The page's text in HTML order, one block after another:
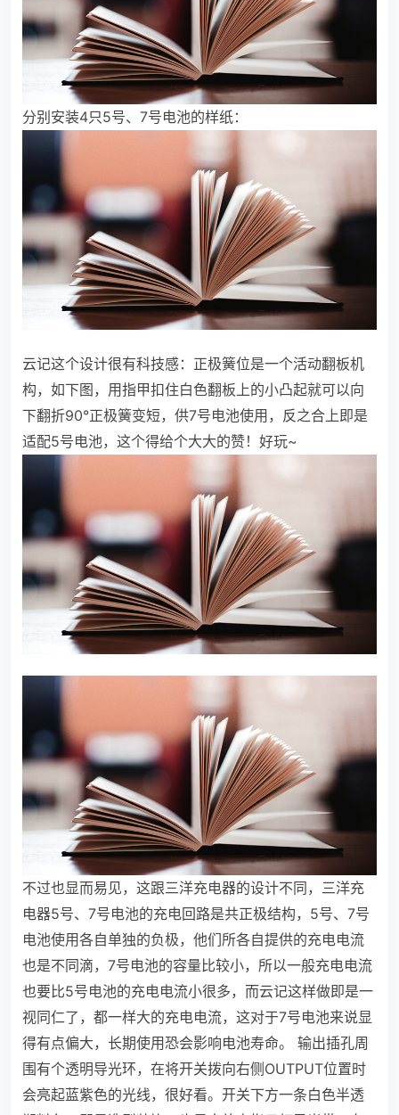
分别安装4只5号、7号电池的样纸：
云记这个设计很有科技感：正极簧位是一个活动翻板机
构，如下图，用指甲扣住白色翻板上的小凸起就可以向
下翻折90°正极簧变短，供7号电池使用，反之合上即是
适配5号电池，这个得给个大大的赞！好玩~
不过也显而易见，这跟三洋充电器的设计不同，三洋充
电器5号、7号电池的充电回路是共正极结构，5号、7号
电池使用各自单独的负极，他们所各自提供的充电电流
也是不同滴，7号电池的容量比较小，所以一般充电电流
也要比5号电池的充电电流小很多，而云记这样做即是一
视同仁了，都一样大的充电电流，这对于7号电池来说显
得有点偏大，长期使用恐会影响电池寿命。
输出插孔周
围有个透明导光环，在将开关拨向右侧OUTPUT位置时
会亮起蓝紫色的光线，很好看。开关下方一条白色半透